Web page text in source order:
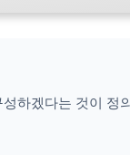
하겠다는 것이 정